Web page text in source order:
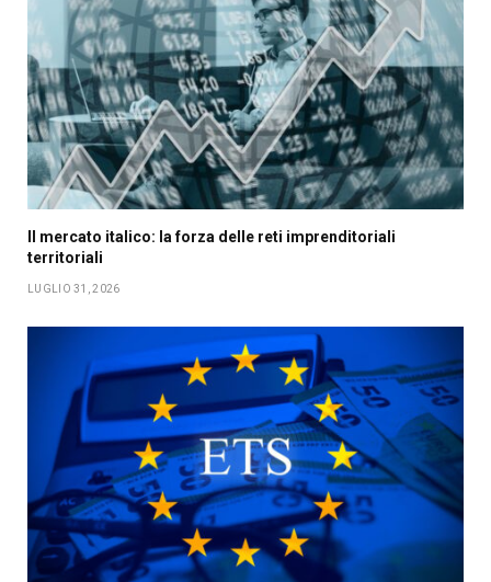
Il mercato italico: la forza delle reti imprenditoriali
territoriali
LUGLIO 31, 2026